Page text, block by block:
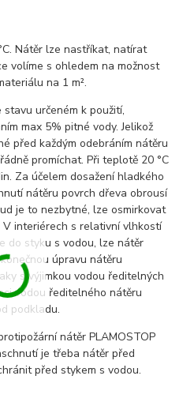
Nátěr lze nastříkat, natírat
volíme s ohledem na možnost
na 1 m².
určeném k použití,
max 5% pitné vody. Jelikož
před každým odebráním nátěru
promíchat. Při teplotě 20 °C
Za účelem dosažení hladkého
nátěru povrch dřeva obrousí
je to nezbytné, lze osmirkovat
interiérech s relativní vlhkostí
do styku s vodou, lze nátěr
úpravu nátěru
s výjimkou vodou ředitelných
vodou ředitelného nátěru
podkladu.
nátěr PLAMOSTOP
je třeba nátěr před
před stykem s vodou.